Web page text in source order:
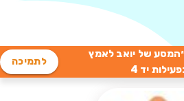
של יואב לאמץ
יד 4
לתמיכה